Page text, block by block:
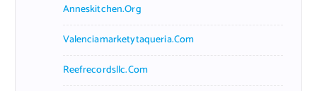
Anneskitchen.org
Valenciamarketytaqueria.com
Reefrecordsllc.com